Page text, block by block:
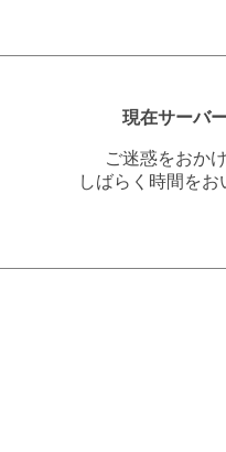
現在サーバ
ご迷惑をおか
しばらく時間を